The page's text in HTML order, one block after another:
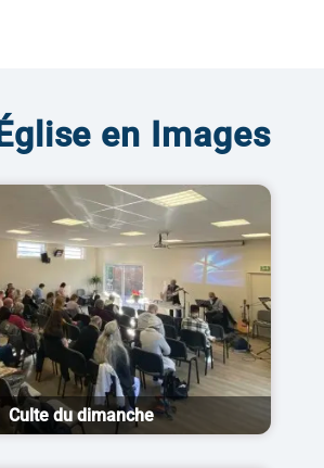
en Images
Culte du dimanche